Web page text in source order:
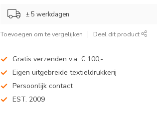
± 5 werkdagen
Toevoegen om te vergelijken Deel dit product
Gratis verzenden v.a. € 100,-
Eigen uitgebreide textieldrukkerij
Persoonlijk contact
EST. 2009